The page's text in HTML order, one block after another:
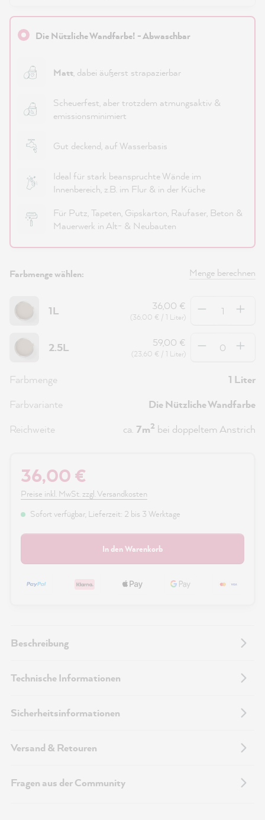
Die Nützliche Wandfarbe! - Abwaschbar
Matt, dabei äußerst strapazierbar
Scheuerfest, aber trotzdem atmungsaktiv &
emissionsminimiert
Gut deckend, auf Wasserbasis
Ideal für stark beanspruchte Wände im
Innenbereich, z.B. im Flur & in der Küche
Für Putz, Tapeten, Gipskarton, Raufaser, Beton &
Mauerwerk in Alt- & Neubauten
Farbmenge wählen: Menge berechnen
1L 36,00 €
(36,00 € / 1 Liter)
2.5L 59,00 €
(23,60 € / 1 Liter)
Farbmenge
1 Liter
Farbvariante
Die Nützliche Wandfarbe
Reichweite
ca. 7m2 bei doppeltem Anstrich
36,00 €
Preise inkl. MwSt. zzgl. Versandkosten
Sofort verfügbar, Lieferzeit: 2 bis 3 Werktage
In den Warenkorb
Beschreibung
Technische Informationen
Sicherheitsinformationen
Versand & Retouren
Fragen aus der Community